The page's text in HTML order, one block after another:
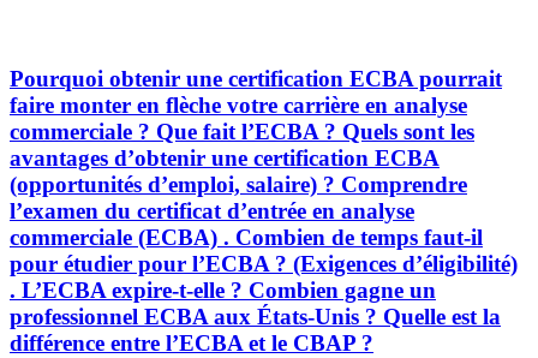
Pourquoi obtenir une certification ECBA pourrait
faire monter en flèche votre carrière en analyse
commerciale ? Que fait l’ECBA ? Quels sont les
avantages d’obtenir une certification ECBA
(opportunités d’emploi, salaire) ? Comprendre
l’examen du certificat d’entrée en analyse
commerciale (ECBA) . Combien de temps faut-il
pour étudier pour l’ECBA ? (Exigences d’éligibilité)
. L’ECBA expire-t-elle ? Combien gagne un
professionnel ECBA aux États-Unis ? Quelle est la
différence entre l’ECBA et le CBAP ?